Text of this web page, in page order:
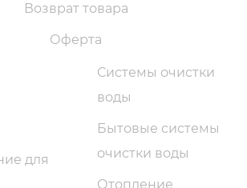
Возврат товара
Оферта
для
Системы очистки
воды
Бытовые системы
очистки воды
Отопление